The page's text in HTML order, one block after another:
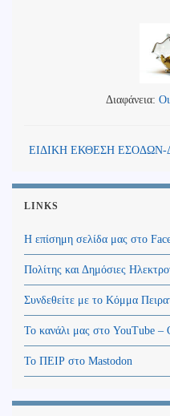
Διαφάνεια:
ΕΙΔΙΚΗ ΕΚΘΕΣΗ
LINKS
Η επίσημη σελίδα μας στο
Πολίτης και Δημόσιες
Συνδεθείτε με το Κόμμα
Το κανάλι μας στο YouTube –
Το ΠΕΙΡ στο Mastodon